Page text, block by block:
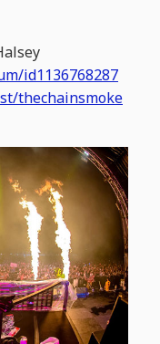
id1136768287
thechainsmoke